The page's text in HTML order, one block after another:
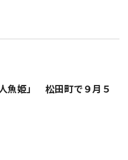
魚姫」 松田町で９月５